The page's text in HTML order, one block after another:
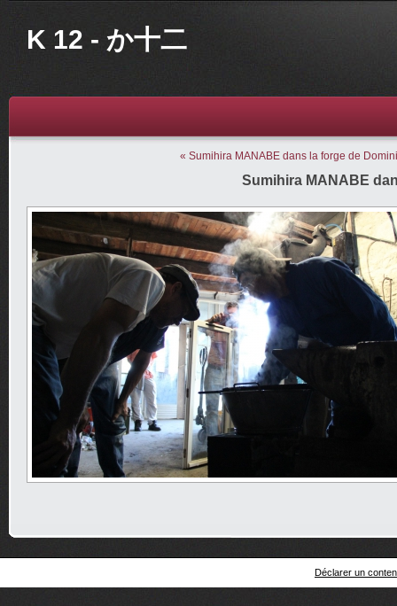
K 12 - か十二
« Sumihira MANABE dans la forge de
Sumihira MANABE
Déclarer un